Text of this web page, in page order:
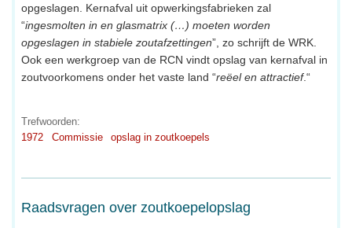
opgeslagen. Kernafval uit opwerkingsfabrieken zal
“ingesmolten in en glasmatrix (…) moeten worden
opgeslagen in stabiele zoutafzettingen”, zo schrijft de WRK.
Ook een werkgroep van de RCN vindt opslag van kernafval in
zoutvoorkomens onder het vaste land “reëel en attractief.“
Trefwoorden:
1972
Commissie opslag in zoutkoepels
Raadsvragen over zoutkoepelopslag